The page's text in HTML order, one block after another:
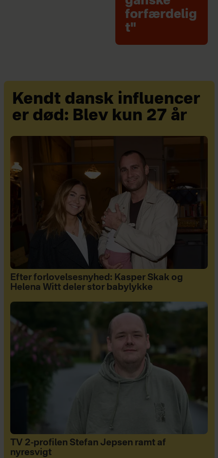
forfærdelig
t"
Kendt dansk influencer
er død: Blev kun 27 år
Efter forlovelsesnyhed: Kasper Skak og
Helena Witt deler stor babylykke
TV 2-profilen Stefan Jepsen ramt af
nyresvigt